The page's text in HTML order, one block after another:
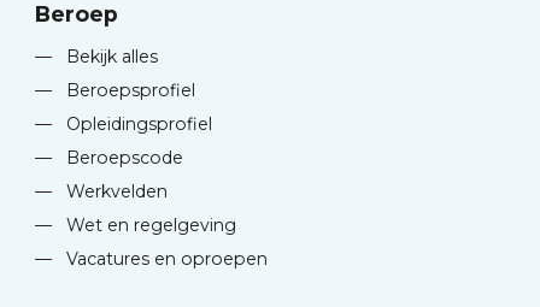
Beroep
—
Bekijk alles
—
Beroepsprofiel
—
Opleidingsprofiel
—
Beroepscode
—
Werkvelden
—
Wet en regelgeving
—
Vacatures en oproepen